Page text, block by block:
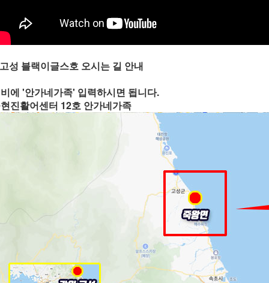
성 블랙이글스호 오시는 길 안내
에 '안가네가족' 입력하시면 됩니다.
진활어센터 12호 안가네가족